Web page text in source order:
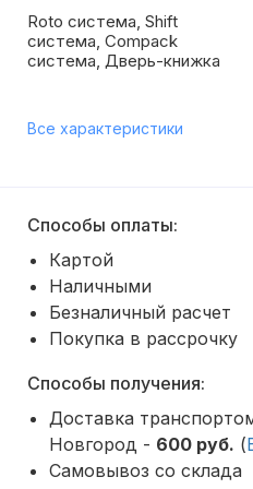
Roto система, Shift
система, Compack
система, Дверь-книжка
Все характеристики
Способы оплаты:
Картой
Наличными
Безналичный расчет
Покупка в рассрочку
Способы получения:
Доставка
Новгород - 600 руб. (
Самовывоз со склада